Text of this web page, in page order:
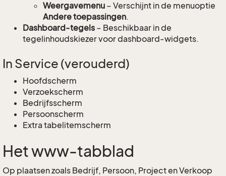
Weergavemenu – Verschijnt in de menuoptie
Andere toepassingen.
Dashboard-tegels – Beschikbaar in de
tegelinhoudskiezer voor dashboard-widgets.
In Service (verouderd)
Hoofdscherm
Verzoekscherm
Bedrijfsscherm
Persoonscherm
Extra tabelitemscherm
Het www-tabblad
Op plaatsen zoals Bedrijf, Persoon, Project en Verkoop